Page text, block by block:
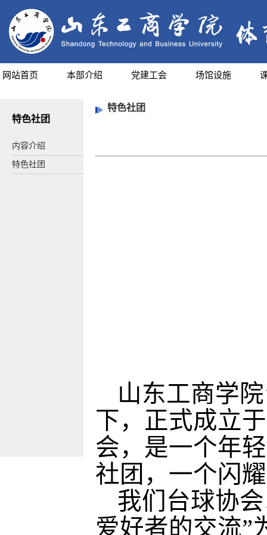
网站首页 本部介绍 党建工会 场馆设施
特色社团
内容介绍
特色社团
特色社团
山东工商学
下，正式成立于
会，是一个年
社团，一个闪
我们台球协
爱好者的交流”